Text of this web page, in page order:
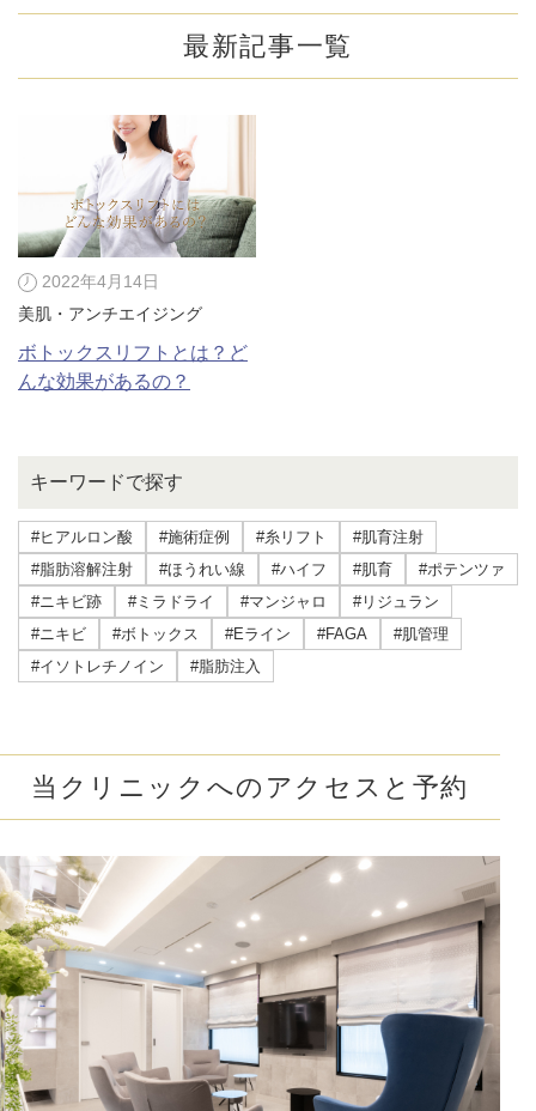
キーワードで探す
#ヒアルロン酸 #施術症例 #糸リフト
#肌育注射
#脂肪溶解注射
#ほうれい線 #ハイフ #肌育
#ポテンツァ
#ニキビ跡
#ミラドライ #マンジャロ
#リジュラン
#ニキビ
#ボトックス #Eライン #FAGA
#肌管理
#イソトレチノイン
#脂肪注入
最新記事一覧
2022年4月14日
美肌・アンチエイジング
ボトックスリフトとは？ど
んな効果があるの？
当クリニックへのアクセスと予約